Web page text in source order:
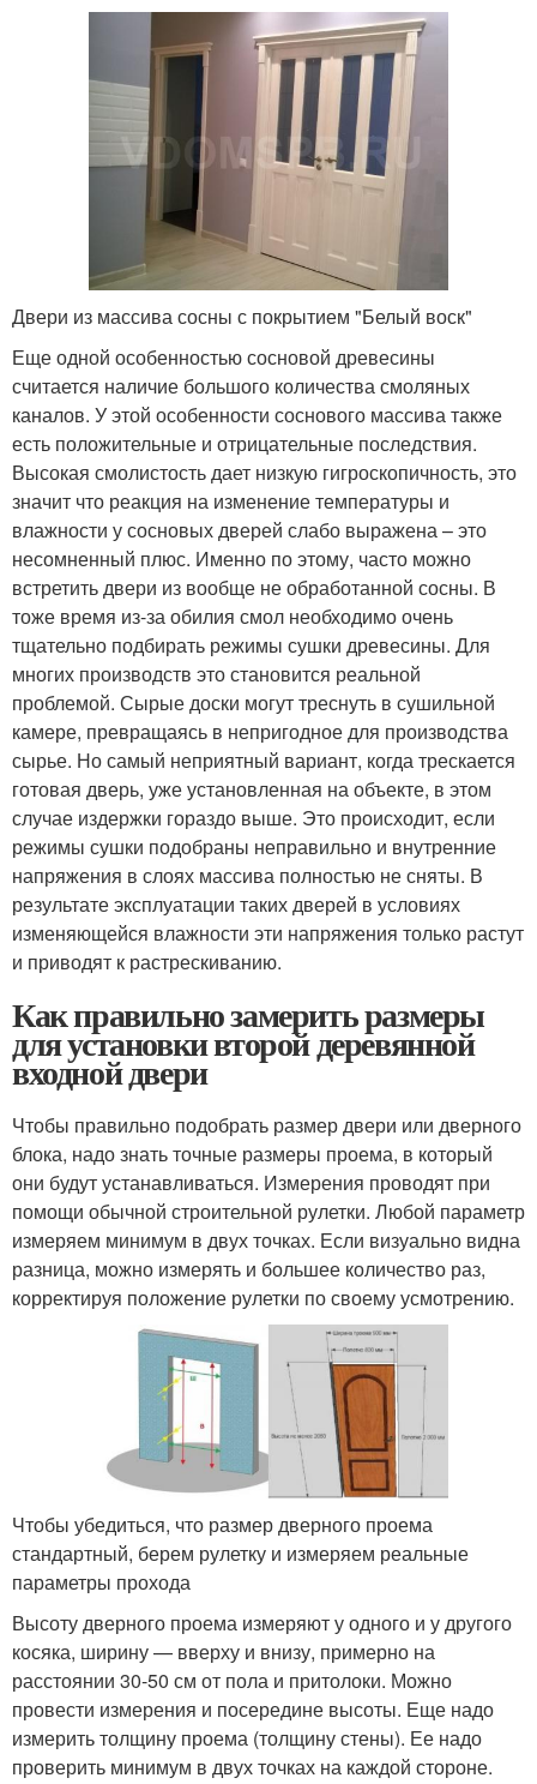
Двери из массива сосны с покрытием "Белый воск"
Еще одной особенностью сосновой древесины
считается наличие большого количества смоляных
каналов. У этой особенности соснового массива также
есть положительные и отрицательные последствия.
Высокая смолистость дает низкую гигроскопичность, это
значит что реакция на изменение температуры и
влажности у сосновых дверей слабо выражена – это
несомненный плюс. Именно по этому, часто можно
встретить двери из вообще не обработанной сосны. В
тоже время из-за обилия смол необходимо очень
тщательно подбирать режимы сушки древесины. Для
многих производств это становится реальной
проблемой. Сырые доски могут треснуть в сушильной
камере, превращаясь в непригодное для производства
сырье. Но самый неприятный вариант, когда трескается
готовая дверь, уже установленная на объекте, в этом
случае издержки гораздо выше. Это происходит, если
режимы сушки подобраны неправильно и внутренние
напряжения в слоях массива полностью не сняты. В
результате эксплуатации таких дверей в условиях
изменяющейся влажности эти напряжения только растут
и приводят к растрескиванию.
Как правильно замерить размеры
для установки второй деревянной
входной двери
Чтобы правильно подобрать размер двери или дверного
блока, надо знать точные размеры проема, в который
они будут устанавливаться. Измерения проводят при
помощи обычной строительной рулетки. Любой параметр
измеряем минимум в двух точках. Если визуально видна
разница, можно измерять и большее количество раз,
корректируя положение рулетки по своему усмотрению.
Чтобы убедиться, что размер дверного проема
стандартный, берем рулетку и измеряем реальные
параметры прохода
Высоту дверного проема измеряют у одного и у другого
косяка, ширину — вверху и внизу, примерно на
расстоянии 30-50 см от пола и притолоки. Можно
провести измерения и посередине высоты. Еще надо
измерить толщину проема (толщину стены). Ее надо
проверить минимум в двух точках на каждой стороне.